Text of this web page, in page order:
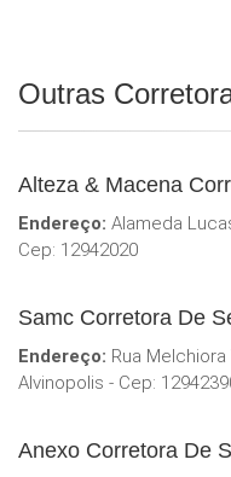
Outras
Alteza & Macena
Endereço: Alameda
Cep: 12942020
Samc Corretora De
Endereço: Rua
Alvinopolis - Cep:
Anexo Corretora De